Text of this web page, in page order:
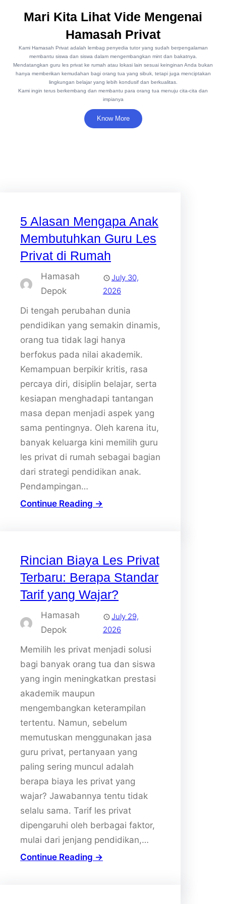
Mari Kita Lihat Vide Mengenai
Hamasah Privat
Kami Hamasah Privat adalah lembag penyedia tutor yang sudah berpengalaman
membantu siswa dan siswa dalam mengembangkan mint dan bakatnya.
Mendatangkan guru les privat ke rumah atau lokasi lain sesuai keinginan Anda bukan
hanya memberikan kemudahan bagi orang tua yang sibuk, tetapi juga menciptakan
lingkungan belajar yang lebih kondusif dan berkualitas.
Kami ingin terus berkembang dan membantu para orang tua menuju cita-cita dan
impianya
Know More
5 Alasan Mengapa Anak
Membutuhkan Guru Les
Privat di Rumah
Hamasah
Depok
July 30,
2026
Di tengah perubahan dunia
pendidikan yang semakin dinamis,
orang tua tidak lagi hanya
berfokus pada nilai akademik.
Kemampuan berpikir kritis, rasa
percaya diri, disiplin belajar, serta
kesiapan menghadapi tantangan
masa depan menjadi aspek yang
sama pentingnya. Oleh karena itu,
banyak keluarga kini memilih guru
les privat di rumah sebagai bagian
dari strategi pendidikan anak.
Pendampingan…
Continue Reading →
Rincian Biaya Les Privat
Terbaru: Berapa Standar
Tarif yang Wajar?
Hamasah
Depok
July 29,
2026
Memilih les privat menjadi solusi
bagi banyak orang tua dan siswa
yang ingin meningkatkan prestasi
akademik maupun
mengembangkan keterampilan
tertentu. Namun, sebelum
memutuskan menggunakan jasa
guru privat, pertanyaan yang
paling sering muncul adalah
berapa biaya les privat yang
wajar? Jawabannya tentu tidak
selalu sama. Tarif les privat
dipengaruhi oleh berbagai faktor,
mulai dari jenjang pendidikan,…
Continue Reading →